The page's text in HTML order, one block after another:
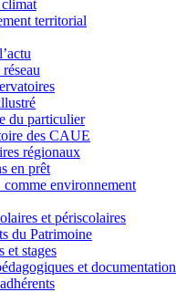
territorial
du particulier
des CAUE
régionaux
en prêt
environnement
et périscolaires
du Patrimoine
et stages
et documentation